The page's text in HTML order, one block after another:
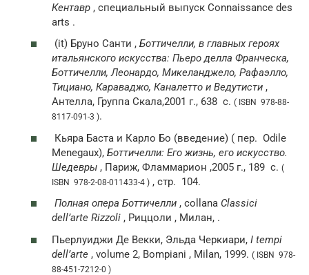
Кентавр , специальный выпуск Connaissance des
arts .
(it) Бруно Санти , Боттичелли, в главных героях
итальянского искусства: Пьеро делла Франческа,
Боттичелли, Леонардо, Микеланджело, Рафаэлло,
Тициано, Караваджо, Каналетто и Ведутисти ,
Антелла, Группа Скала,2001 г., 638 с. ( ISBN 978-88-
8117-091-3 ).
Кьяра Баста и Карло Бо (введение) ( пер. Odile
Menegaux), Боттичелли: Его жизнь, его искусство.
Шедевры , Париж, Фламмарион ,2005 г., 189 с. (
ISBN 978-2-08-011433-4 ) , стр. 104.
Полная опера Боттичелли , collana Classici
dell’arte Rizzoli , Риццоли , Милан, .
Пьерлуиджи Де Векки, Эльда Черкиари, I tempi
dell’arte , volume 2, Bompiani , Milan, 1999. ( ISBN 978-
88-451-7212-0 )